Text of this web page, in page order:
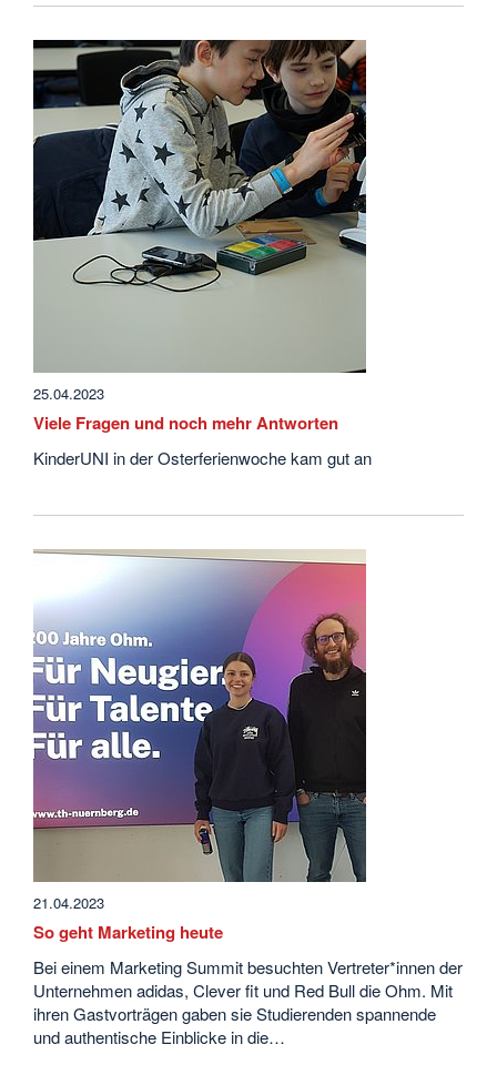
25.04.2023
Viele Fragen und noch mehr Antworten
KinderUNI in der Osterferienwoche kam gut an
21.04.2023
So geht Marketing heute
Bei einem Marketing Summit besuchten Vertreter*innen der
Unternehmen adidas, Clever fit und Red Bull die Ohm. Mit
ihren Gastvorträgen gaben sie Studierenden spannende
und authentische Einblicke in die…